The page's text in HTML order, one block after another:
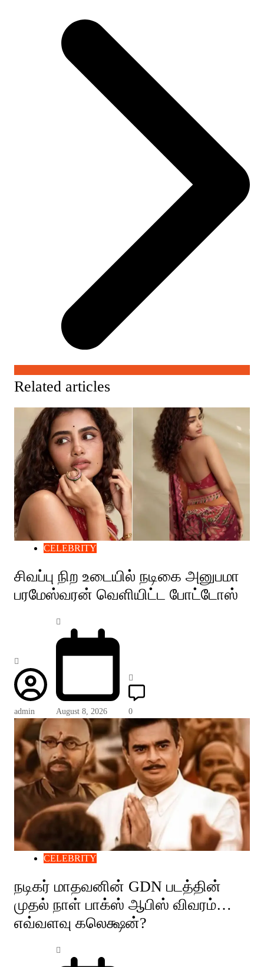
Related articles
CELEBRITY
சிவப்பு நிற உடையில் நடிகை அனுபமா
பரமேஸ்வரன் வெளியிட்ட போட்டோஸ்
admin August 8, 2026 0
CELEBRITY
நடிகர் மாதவனின் GDN படத்தின்
முதல் நாள் பாக்ஸ் ஆபிஸ் விவரம்…
எவ்வளவு கலெக்ஷன்?